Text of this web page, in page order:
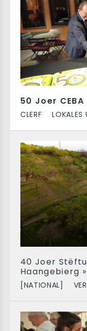
50 Joer CEBA
CLERF LOKALES
40 Joer
Haangebierg »
[NATIONAL]